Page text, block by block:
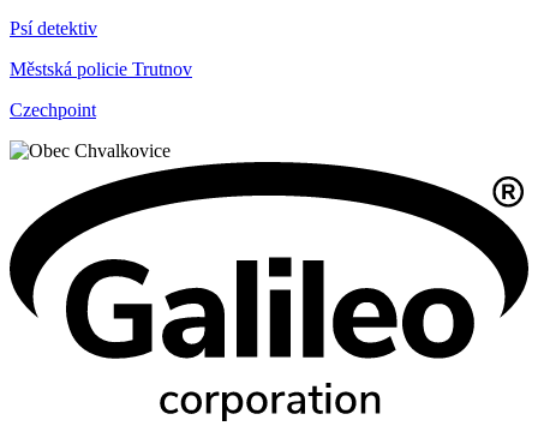
Psí detektiv
Městská policie Trutnov
Czechpoint